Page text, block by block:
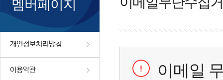
멤버페이지
개인정보처리방침
이용약관 이메일